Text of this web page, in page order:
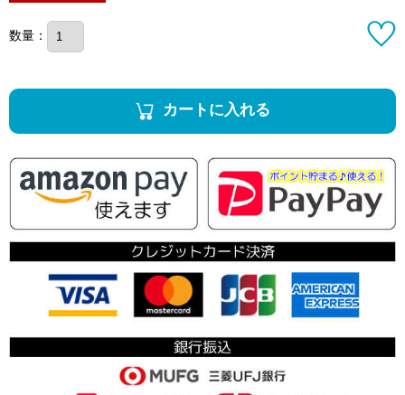
数量：
カートに入れる